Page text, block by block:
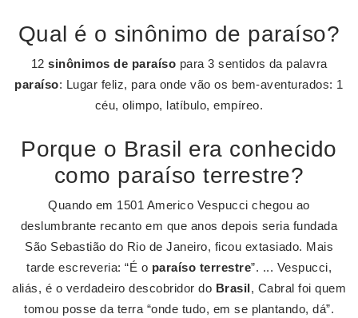
Qual é o sinônimo de paraíso?
12 sinônimos de paraíso para 3 sentidos da palavra
paraíso: Lugar feliz, para onde vão os bem-aventurados: 1
céu, olimpo, latíbulo, empíreo.
Porque o Brasil era conhecido
como paraíso terrestre?
Quando em 1501 Americo Vespucci chegou ao
deslumbrante recanto em que anos depois seria fundada
São Sebastião do Rio de Janeiro, ficou extasiado. Mais
tarde escreveria: “É o paraíso terrestre”. ... Vespucci,
aliás, é o verdadeiro descobridor do Brasil, Cabral foi quem
tomou posse da terra “onde tudo, em se plantando, dá”.